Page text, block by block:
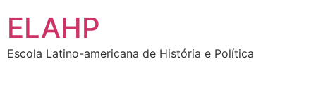
para
conteúdo
ELAHP
Escola Latino-americana de História e Política